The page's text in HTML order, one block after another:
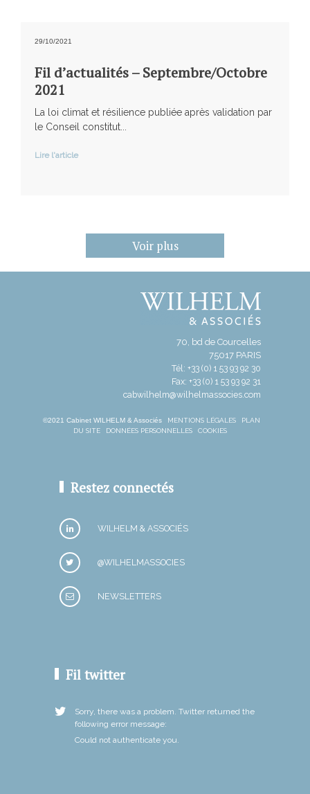
29/10/2021
Fil d’actualités – Septembre/Octobre
2021
La loi climat et résilience publiée après validation par
le Conseil constitut...
Lire l'article
Voir plus
70, bd de Courcelles
75017 PARIS
Tél: +33 (0) 1 53 93 92 30
Fax: +33 (0) 1 53 93 92 31
cabwilhelm@wilhelmassocies.com
©2021 Cabinet WILHELM & Associés MENTIONS LÉGALES
PLAN
DU SITE
DONNÉES PERSONNELLES COOKIES
Restez connectés
WILHELM & ASSOCIÉS
@WILHELMASSOCIES
NEWSLETTERS
Fil twitter
Sorry, there was a problem. Twitter returned the
following error message:
Could not authenticate you.